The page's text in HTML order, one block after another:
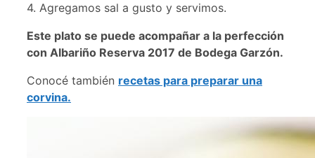
4. Agregamos sal a gusto y servimos.
Este plato se puede acompañar a la perfección
con Albariño Reserva 2017 de Bodega Garzón.
Conocé también recetas para preparar una
corvina.